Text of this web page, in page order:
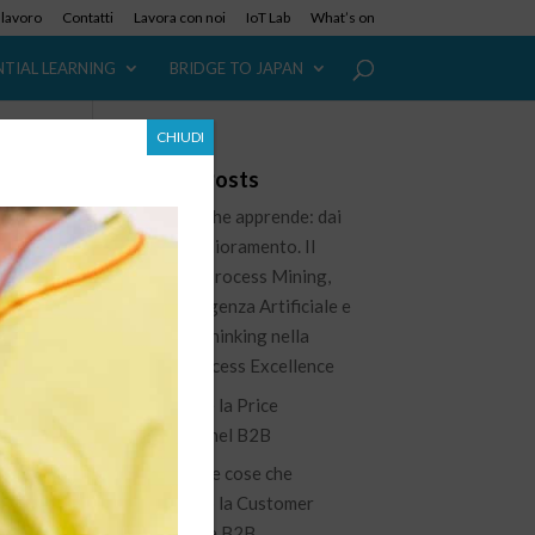
Contatti Lavora con noi IoT Lab What’s on
LEARNING BRIDGE TO JAPAN
Recent Posts
L’azienda che apprende: dai
dati al miglioramento. Il
ruolo del Process Mining,
dell’Intelligenza Artificiale e
del Lean Thinking nella
nuova Process Excellence
Governare la Price
Waterfall nel B2B
100 piccole cose che
migliorano la Customer
CHIUDI